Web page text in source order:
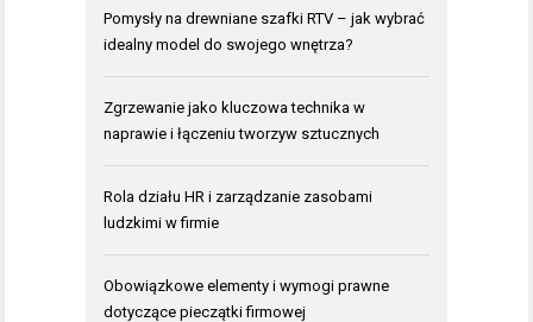
Pomysły na drewniane szafki RTV – jak wybrać
idealny model do swojego wnętrza?
Zgrzewanie jako kluczowa technika w
naprawie i łączeniu tworzyw sztucznych
Rola działu HR i zarządzanie zasobami
ludzkimi w firmie
Obowiązkowe elementy i wymogi prawne
dotyczące pieczątki firmowej